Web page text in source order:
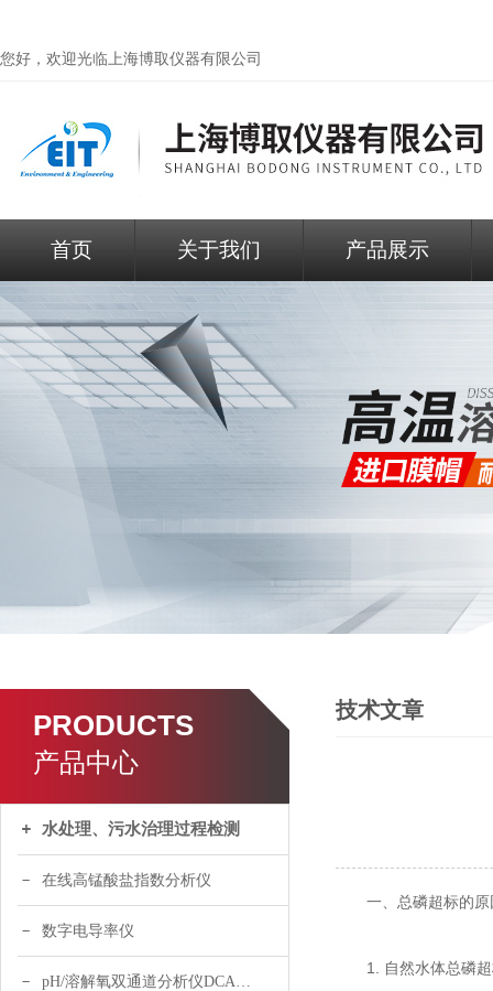
您好，欢迎光临上海博取仪器有限公司
首页 关于我们 产品展示
PRODUCTS
产品中心
水处理、污水治理过程检测
在线高锰酸盐指数分析仪
数字电导率仪
pH/溶解氧双通道分析仪DCA120
技术文章
一、总磷超标的原
1. 自然水体总磷超